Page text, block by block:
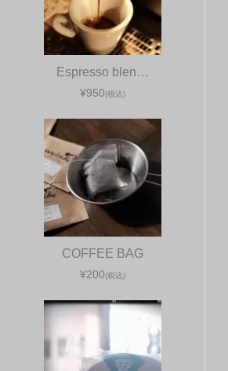
Espresso blen…
¥950(税込)
COFFEE BAG
¥200(税込)